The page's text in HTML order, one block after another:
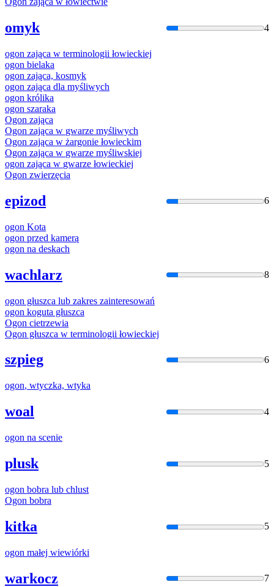
omyk 4
ogon zająca w terminologii łowieckiej
ogon bielaka
ogon zająca, kosmyk
ogon zająca dla myśliwych
ogon królika
ogon szaraka
Ogon zająca
Ogon zająca w gwarze myśliwych
Ogon zająca w żargonie łowieckim
Ogon zająca w gwarze myśliwskiej
ogon zająca w gwarze łowieckiej
Ogon zwierzęcia
epizod 6
ogon Kota
ogon przed kamerą
ogon na deskach
wachlarz 8
ogon głuszca lub zakres zainteresowań
ogon koguta głuszca
Ogon cietrzewia
Ogon głuszca w terminologii łowieckiej
szpieg 6
ogon, wtyczka, wtyka
woal 4
ogon na scenie
plusk 5
ogon bobra lub chlust
Ogon bobra
kitka 5
ogon małej wiewiórki
warkocz 7